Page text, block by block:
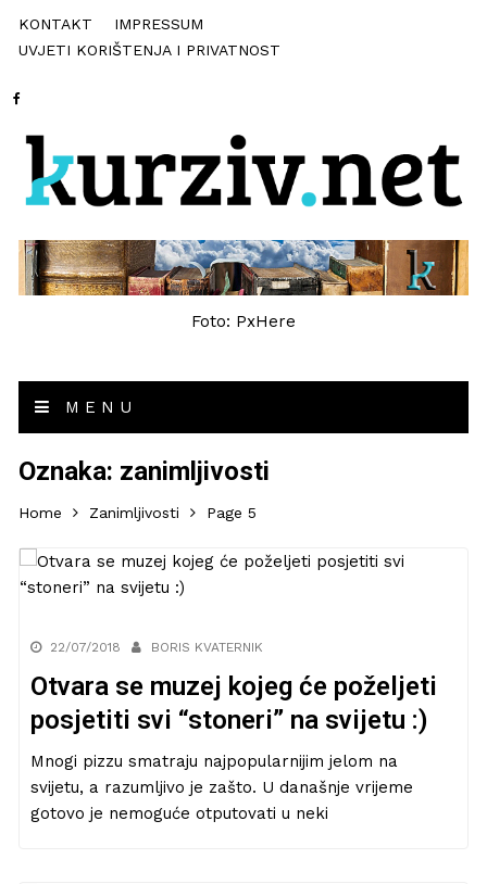
KONTAKT
IMPRESSUM
UVJETI KORIŠTENJA I PRIVATNOST
Foto: PxHere
MENU
Oznaka: zanimljivosti
Home Zanimljivosti Page 5
22/07/2018 BORIS KVATERNIK
Otvara se muzej kojeg će poželjeti
posjetiti svi “stoneri” na svijetu :)
Mnogi pizzu smatraju najpopularnijim jelom na
svijetu, a razumljivo je zašto. U današnje vrijeme
gotovo je nemoguće otputovati u neki